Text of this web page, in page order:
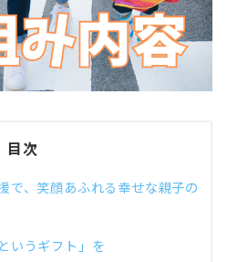
目次
で、笑顔あふれる幸せな親子の
いうギフト」を